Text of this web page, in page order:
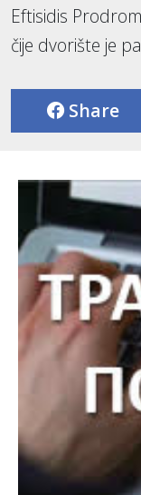
Eftisidis
čije dvorište je
Share